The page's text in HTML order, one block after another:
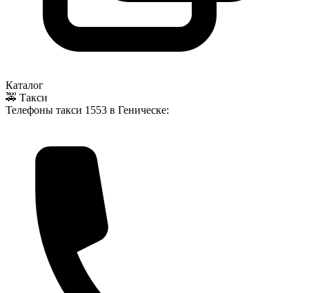
Каталог
🚕 Такси
Телефоны такси 1553 в Геническе: